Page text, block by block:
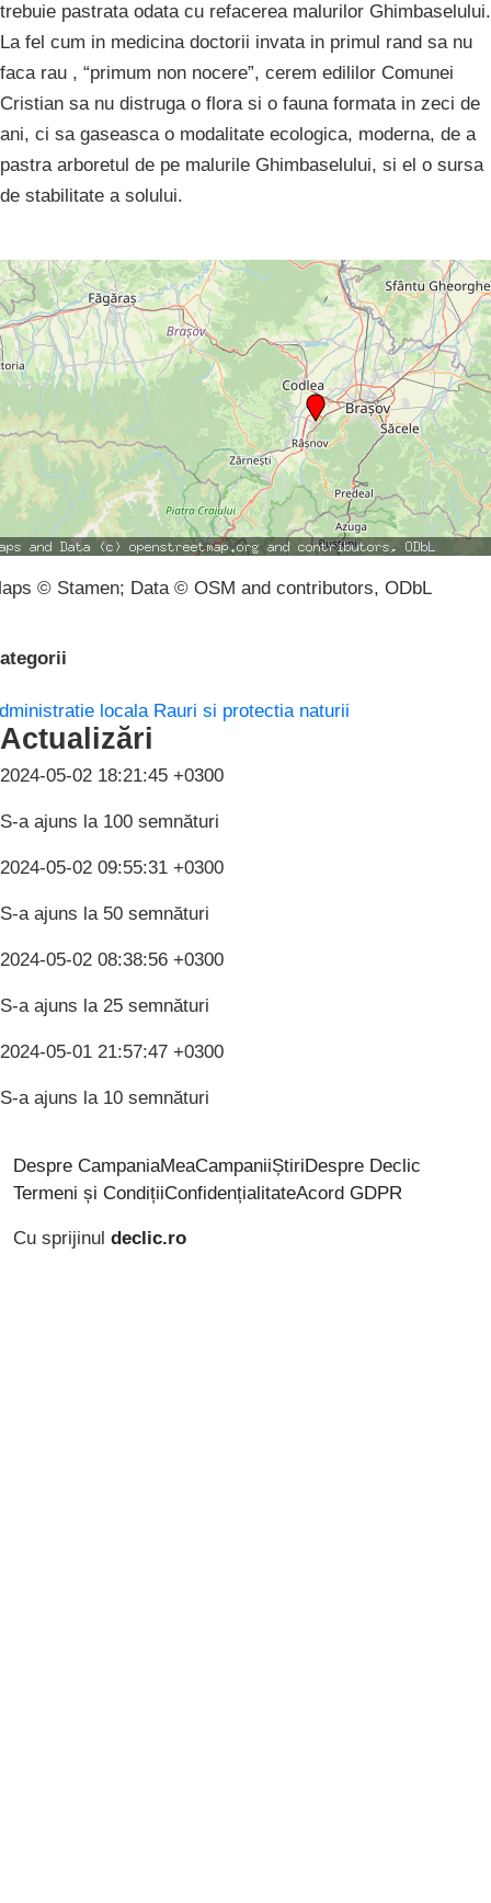
trebuie pastrata odata cu refacerea malurilor Ghimbaselului.
La fel cum in medicina doctorii invata in primul rand sa nu
faca rau , “primum non nocere”, cerem edililor Comunei
Cristian sa nu distruga o flora si o fauna formata in zeci de
ani, ci sa gaseasca o modalitate ecologica, moderna, de a
pastra arboretul de pe malurile Ghimbaselului, si el o sursa
de stabilitate a solului.
© Stamen; Data © OSM and contributors, ODbL
locala Rauri si protectia naturii
Actualizări
2024-05-02 18:21:45 +0300
S-a ajuns la 100 semnături
2024-05-02 09:55:31 +0300
S-a ajuns la 50 semnături
2024-05-02 08:38:56 +0300
S-a ajuns la 25 semnături
2024-05-01 21:57:47 +0300
S-a ajuns la 10 semnături
Despre CampaniaMeaCampaniiȘtiriDespre Declic
Termeni și CondițiiConfidențialitateAcord GDPR
Cu sprijinul declic.ro